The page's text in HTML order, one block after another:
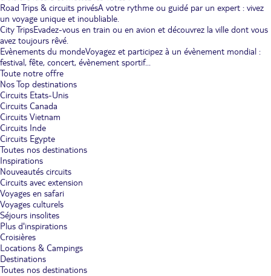
Road Trips & circuits privésA votre rythme ou guidé par un expert : vivez
un voyage unique et inoubliable.
City TripsEvadez-vous en train ou en avion et découvrez la ville dont vous
avez toujours rêvé.
Evènements du mondeVoyagez et participez à un évènement mondial :
festival, fête, concert, évènement sportif...
Toute notre offre
Nos Top destinations
Circuits Etats-Unis
Circuits Canada
Circuits Vietnam
Circuits Inde
Circuits Egypte
Toutes nos destinations
Inspirations
Nouveautés circuits
Circuits avec extension
Voyages en safari
Voyages culturels
Séjours insolites
Plus d'inspirations
Croisières
Locations & Campings
Destinations
Toutes nos destinations